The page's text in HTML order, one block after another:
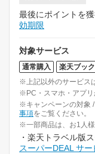
最後にポイントを
効期限
対象サービス
通常購入 楽天ブッ
※上記以外のサービス
※PC・スマホ・アプリ
※キャンペーンの対象 /
事項をご覧ください。
※一部商品は、お1人様
・楽天トラベル版
スーパーDEAL サ